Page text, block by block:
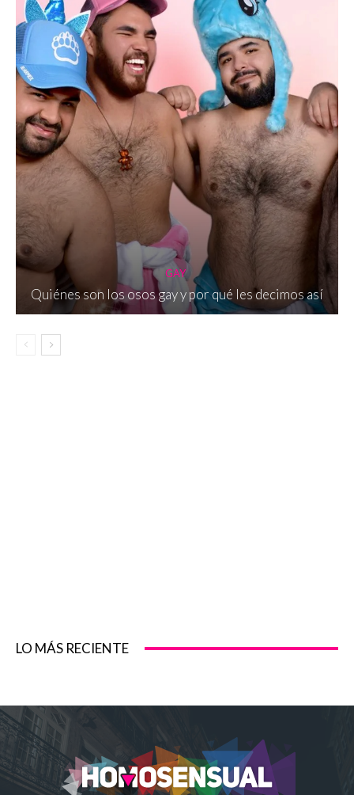
GAY
Quiénes son los osos gay y por qué les decimos así
LO MÁS RECIENTE